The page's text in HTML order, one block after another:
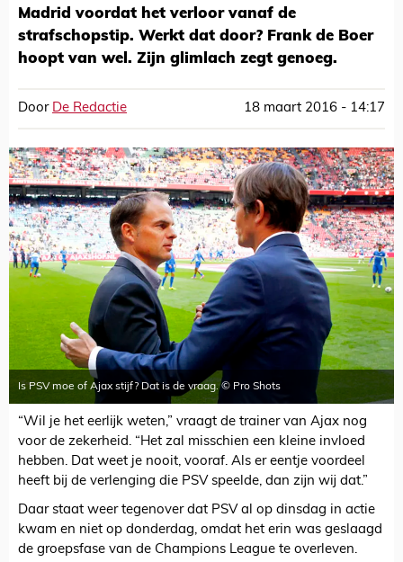
Madrid voordat het verloor vanaf de
strafschopstip. Werkt dat door? Frank de Boer
hoopt van wel. Zijn glimlach zegt genoeg.
Door De Redactie 18 maart 2016 - 14:17
Is PSV moe of Ajax stijf? Dat is de vraag. © Pro Shots
“Wil je het eerlijk weten,” vraagt de trainer van Ajax nog
voor de zekerheid. “Het zal misschien een kleine invloed
hebben. Dat weet je nooit, vooraf. Als er eentje voordeel
heeft bij de verlenging die PSV speelde, dan zijn wij dat.”
Daar staat weer tegenover dat PSV al op dinsdag in actie
kwam en niet op donderdag, omdat het erin was geslaagd
de groepsfase van de Champions League te overleven.